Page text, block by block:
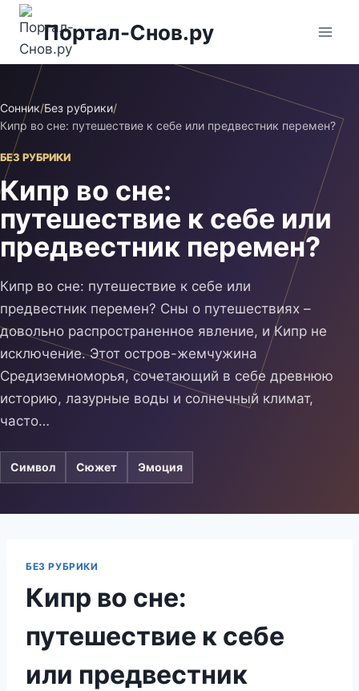
Перейти
содержимому
Портал-Снов.ру
Сонник/Без рубрики/
Кипр во сне: путешествие к себе или предвестник перемен?
БЕЗ РУБРИКИ
Кипр во сне:
путешествие к себе или
предвестник перемен?
Кипр во сне: путешествие к себе или
предвестник перемен? Сны о путешествиях –
довольно распространенное явление, и Кипр не
исключение. Этот остров-жемчужина
Средиземноморья, сочетающий в себе древнюю
историю, лазурные воды и солнечный климат,
часто…
Символ Сюжет Эмоция
БЕЗ РУБРИКИ
Кипр во сне:
путешествие к себе
или предвестник